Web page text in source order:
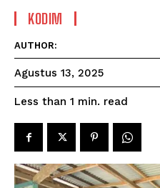
KODIM
AUTHOR:
Agustus 13, 2025
Less than 1 min. read